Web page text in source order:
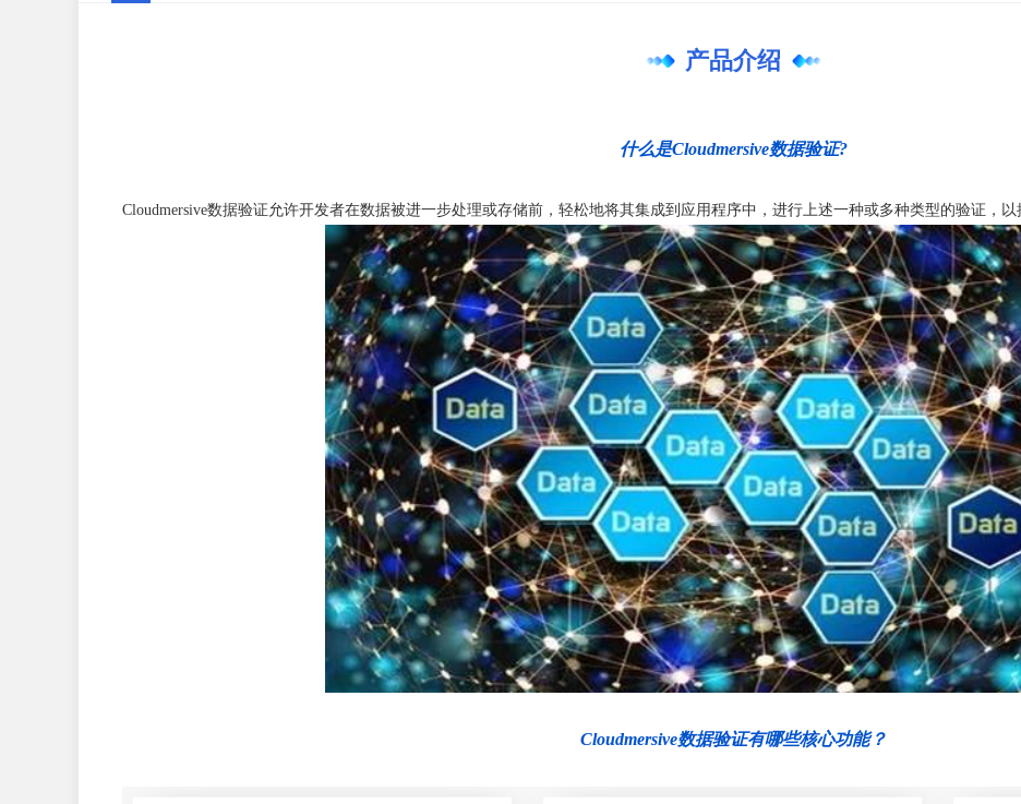
产品介绍
什么是Cloudmersive数据验证?
Cloudmersive数据验证允许开发者在数据被进一步处理或存储前，轻松地将其集成到应用程序中，进行上述一种或多种类型的验证，
Cloudmersive数据验证有哪些核心功能？